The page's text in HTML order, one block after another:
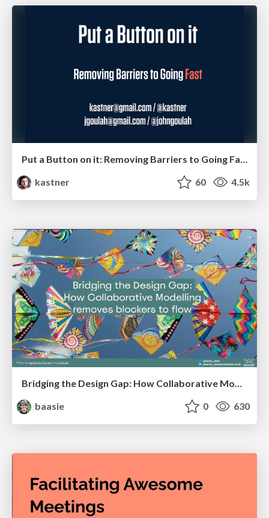
Put a Button on it: Removing Barriers to Going Fast.
kastner
60 4.5k
baasie
0 630